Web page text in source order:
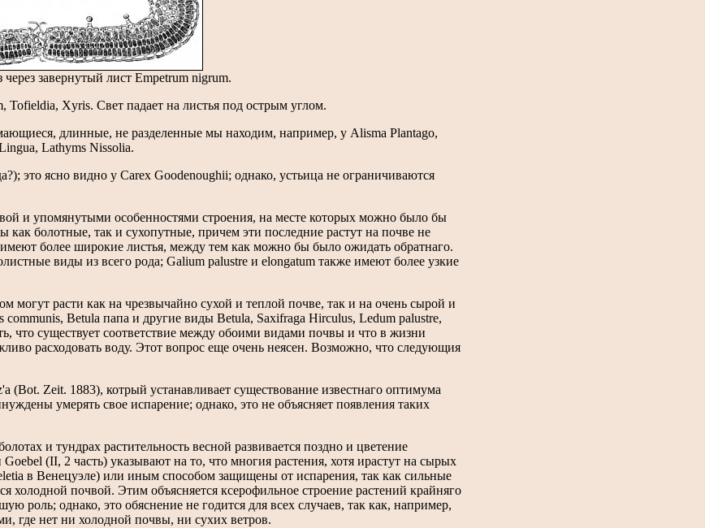
завернутый лист Empetrum nigrum.
Xyris. Свет падает на листья под острым углом.
длинные, не разделенные мы находим, например, у Alisma Plantago,
Lathyms Nissolia.
это ясно видно у Carex Goodenoughii; однако, устьица не ограничиваются
и упомянутыми особенностями строения, на месте которых можно было бы
болотные, так и сухопутные, причем эти последние растут на почве не
более широкие листья, между тем как можно бы было ожидать обратнаго.
виды из всего рода; Galium palustre и elongatum также имеют более узкие
могут расти как на чрезвычайно сухой и теплой почве, так и на очень сырой и
Betula папа и другие виды Betula, Saxifraga Hirculus, Ledum palustre,
существует соответствие между обоими видами почвы и что в жизни
расходовать воду. Этот вопрос еще очень неясен. Возможно, что следующия
Zeit. 1883), котрый устанавливает существование известнаго оптимума
умерять свое испарение; однако, это не объясняет появления таких
и тундрах растительность весной развивается поздно и цветение
(II, 2 часть) указывают на то, что многия растения, хотя ирастут на сырых
в Венецуэле) или иным способом защищены от испарения, так как сильные
холодной почвой. Этим объясняется ксерофильное строение растений крайняго
роль; однако, это обяснение не годится для всех случаев, так как, например,
где нет ни холодной почвы, ни сухих ветров.